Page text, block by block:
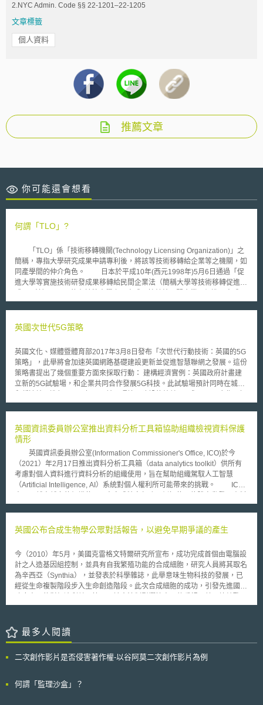
2.NYC Admin. Code §§ 22-1201–22-1205
文章標籤
個人資料
推薦文章
你可能還會想看
何謂「TLO」?
「TLO」係「技術移轉機關(Technology Licensing Organization)」之
簡稱，專指大學研究成果申請專利後，將該等技術移轉給企業等之機關，如
同產學間的仲介角色。 日本於平成10年(西元1998年)5月6日通過「促
進大學等實施技術研發成果移轉給民間企業法（簡稱大學等技術移轉促進法
之實用化。 在承認TLO存在之同時，日本做了以下法令之配套：依據
金及專利申請審查手續費用減免1/2、產業競爭力強化法第19規定，若國家
認、同時大學法人法第22條允許國立大學得為出資。同時TLO法亦承認若中
小企業透過TLO取得研究成果之授權時，得降低中小企業投資育成株式会社
支出資要件。
英國次世代5G策略
英國文化、媒體暨體育部2017年3月8日發布「次世代行動技術：英國的5G
策略」，此舉將會加速英國網路基礎建設更新並促進智慧聯網之發展。這份
策略書提出了幾個重要方面來採取行動： 建構經濟實例：英國政府計畫建
立新的5G試驗場，和企業共同合作發展5G科技。此試驗場預計同時在城市
目前環境與法規障礙。 調適法規：政府會持續檢查相關法規是否需要修
構：意識到地方區域於建構基礎建設的重要性，因此英國政府正在諮詢地方
政府如何在地方區域進行5G建設，將會將地方政府、政府部門、土地擁有
者和企業等集合組成工作小組進行5G策略的諮詢。 覆蓋率與能力匯流：政
府將於2017年底前了解人類生活、工作與旅遊需達成之高品質覆蓋率要
素，並於2025年前達成這些要素目標。 確保安全的5G布建：5G試驗場將
會與重要安全組織如國家網路安全中心合作，以支持和發展新的安全建築來
達到消費者對於5G的期待與需求。 頻譜：政府將要求Ofcom檢視現行頻譜
府將會持續和標準機關合作，監督市場安全與供應者的發展。
英國資訊委員辦公室推出資料分析工具箱協助組織檢視資料保護
情形
英國資訊委員辦公室(Information Commissioner's Office, ICO)於今
（2021）年2月17日推出資料分析工具箱（data analytics toolkit）供所有
考慮對個人資料進行資料分析的組織使用，旨在幫助組織駕馭人工智慧
（Artificial Intelligence, AI）系統對個人權利所可能帶來的挑戰。 ICO
集（data sets）的模式，並藉此進行預測（predictions）、分類
料分析時，納入資料保護的概念是至關重要的，除符合法律要求外，也能增
問組織所適用的法律，並引導至相對應的頁面，並透過合法性
（lawfulness）、問責與治理（accountability and governance）、資料保
護原則（data protection principles）以及資料主體權利（data subject
rights）等一系列的問題瞭解組織的資料保護情形，在回答所有問題之後，
工具箱將產生一份報告，提供組織關於資料保護的建議，提高組織資料保護
由的保障。
英國公布合成生物學公眾對話報告，以避免早期爭議的產生
今（2010）年5月，美國克雷格文特爾研究所宣布，成功完成首個由電腦設
計之人造基因組控制，並具有自我繁殖功能的合成細胞，研究人員將其取名
為辛西亞（Synthia），並發表於科學雜誌，此舉意味生物科技的發展，已
經從生命複製階段步入生命創造階段。此次合成細胞的成功，引發先進國家
馬便敦促生物倫理委員會對此發展進行密切觀察，評估此研究將之影響、利
開啟有關合成生物學的公眾對話（public dialogue），並於今年6月完成並
公布報告。獲得的結論如下： 一、肯定合成生物學所帶來的機會： 英國民
會所面臨的重大挑戰，例如氣候變遷、能源安全與重大疾病等。 二、關心
當長期的負面影響尚未可知時，有些民眾反而因發展過於快速而覺得到沒有
最多人閱讀
二次創作影片是否侵害著作權-以谷阿莫二次創作影片為例
何謂「監理沙盒」？